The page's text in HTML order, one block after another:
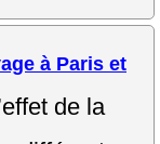
à Paris et
de la